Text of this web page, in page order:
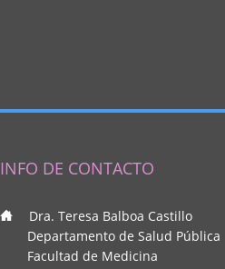
INFO DE CONTACTO
Dra. Teresa Balboa Castillo
Departamento de Salud Pública
Facultad de Medicina